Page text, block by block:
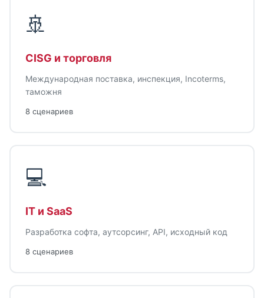
🚢
CISG и торговля
Международная поставка, инспекция, Incoterms,
таможня
8 сценариев
💻
IT и SaaS
Разработка софта, аутсорсинг, API, исходный код
8 сценариев